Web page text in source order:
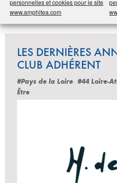
personnelles et cookies pour le site
www.amphitea.com
LES DERNIÈRES
CLUB ADHÉRENT
#Pays de la Loire #44 Loire-
Être